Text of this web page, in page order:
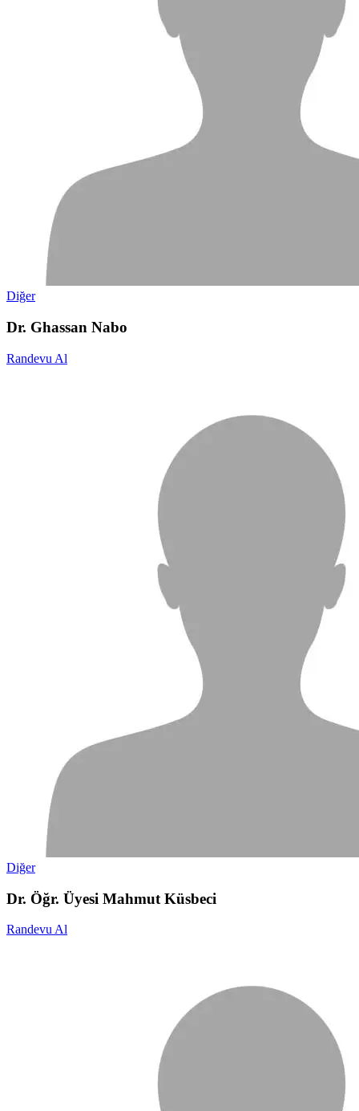
Diğer
Dr. Ghassan Nabo
Randevu Al
Diğer
Dr. Öğr. Üyesi Mahmut Küsbeci
Randevu Al